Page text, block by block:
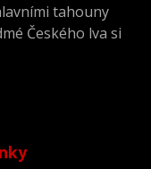
tahouny
Českého lva si